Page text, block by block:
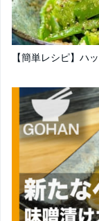
【簡単レシピ】ハ